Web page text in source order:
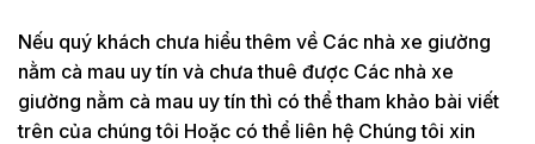
Nếu quý khách chưa hiểu thêm về Các nhà xe giường
nằm cà mau uy tín và chưa thuê được Các nhà xe
giường nằm cà mau uy tín thì có thể tham khảo bài viết
trên của chúng tôi Hoặc có thể liên hệ Chúng tôi xin